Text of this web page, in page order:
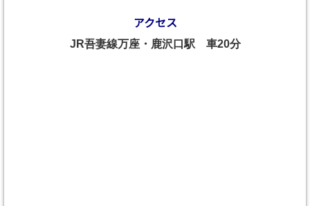
アクセス
JR吾妻線万座・鹿沢口駅 車20分